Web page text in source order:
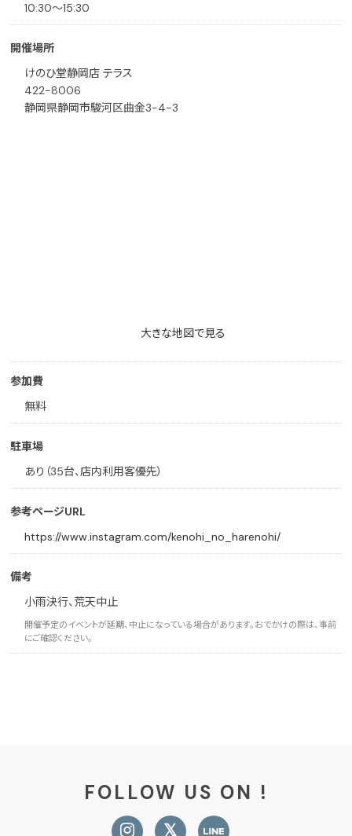
10:30〜15:30
開催場所
けのひ堂静岡店 テラス
422-8006
静岡県静岡市駿河区曲金3-4-3
大きな地図で見る
参加費
無料
駐車場
あり（35台、店内利用客優先）
参考ページURL
https://www.instagram.com/kenohi_no_harenohi/
備考
小雨決行、荒天中止
開催予定のイベントが延期、中止になっている場合があります。おでかけの際は、事前
にご確認ください。
FOLLOW US ON !